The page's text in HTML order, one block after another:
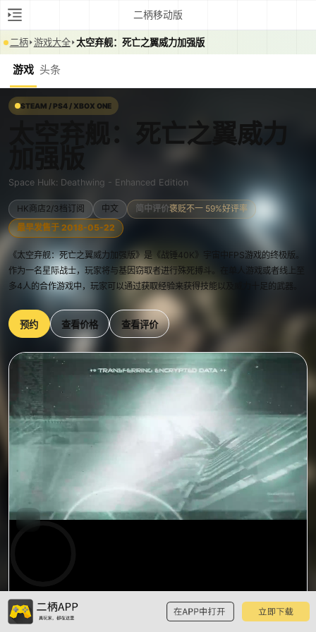
二柄移动版
二柄 游戏大全 太空弃舰：死亡之翼威力加强版
游戏 头条
STEAM / PS4 / XBOX ONE
太空弃舰：死亡之翼威力
Space Hulk: Deathwing - Enhanced Edition
HK商店2/3档订阅 中文 简中评价褒贬不一 59%好评率
最早发售于 2018-05-22
《太空弃舰：死亡之翼威力加强版》是《战锤40K》宇宙中FPS游戏的终极版。
作为一名星际战士，玩家将与基因窃取者进行殊死搏斗。在单人游戏或者线上至
多4人的合作游戏中，玩家可以通过获取经验来获得技能以及威力十足的武器。
预约 查看价格
查看评价
预
览